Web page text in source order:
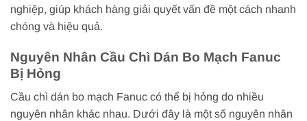
nghiệp, giúp khách hàng giải quyết vấn đề một cách nhanh
chóng và hiệu quả.
Nguyên Nhân Cầu Chì Dán Bo Mạch Fanuc
Bị Hỏng
Cầu chì dán bo mạch Fanuc có thể bị hỏng do nhiều
nguyên nhân khác nhau. Dưới đây là một số nguyên nhân